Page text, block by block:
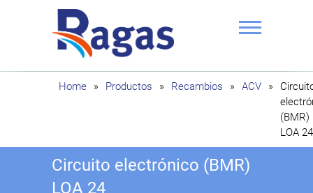
Ragas
Home » Productos » Recambios » ACV »
(BMR)
LOA 24
Circuito electrónico (BMR)
LOA 24